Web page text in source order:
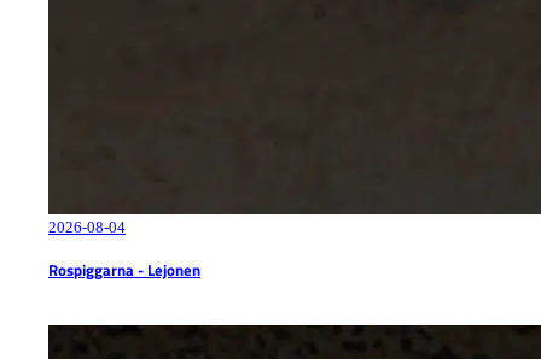
2026-08-04
Rospiggarna - Lejonen